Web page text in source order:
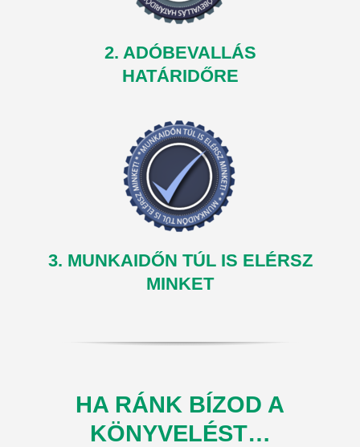
2. ADÓBEVALLÁS
HATÁRIDŐRE
3. MUNKAIDŐN TÚL IS ELÉRSZ
MINKET
HA RÁNK BÍZOD A
KÖNYVELÉST…